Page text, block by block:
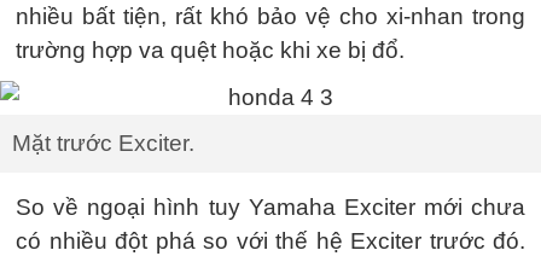
nhiều bất tiện, rất khó bảo vệ cho xi-nhan trong
trường hợp va quệt hoặc khi xe bị đổ.
Mặt trước Exciter.
So về ngoại hình tuy Yamaha Exciter mới chưa
có nhiều đột phá so với thế hệ Exciter trước đó.